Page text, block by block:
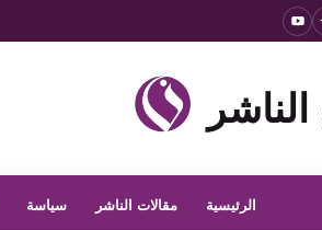
الرئيسية مقالات الناشر سياسة